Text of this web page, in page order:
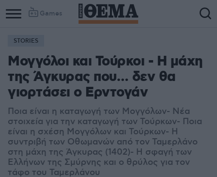
Games
STORIES
Μογγόλοι και Τούρκοι - Η μάχη
της Άγκυρας που… δεν θα
γιορτάσει ο Ερντογάν
Ποια είναι η καταγωγή των Μογγόλων- Νέα
στοιχεία για την καταγωγή των Τούρκων- Ποια
είναι η σχέση Μογγόλων και Τούρκων- Η
συντριβή των Οθωμανών από τον Ταμερλάνο
στη μάχη της Άγκυρας (1402)- Η σφαγή των
Ελλήνων της Σμύρνης και ο θρύλος για τον
τάφο του Ταμερλάνου